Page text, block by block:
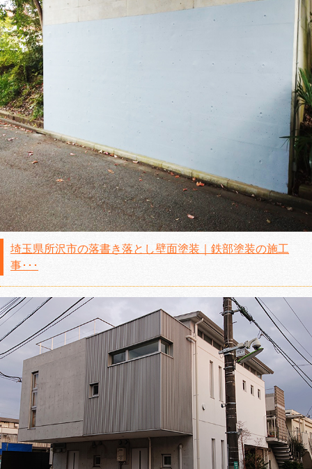
埼玉県所沢市の落書き落とし壁面塗装｜鉄部塗装の施工
事･･･